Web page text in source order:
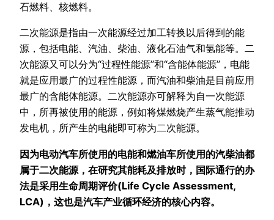
石燃料、核燃料。
二次能源是指由一次能源经过加工转换以后得到的能
源，包括电能、汽油、柴油、液化石油气和氢能等。二
次能源又可以分为“过程性能源”和“含能体能源”，电能
就是应用最广的过程性能源，而汽油和柴油是目前应用
最广的含能体能源。二次能源亦可解释为自一次能源
中，所再被使用的能源，例如将煤燃烧产生蒸气能推动
发电机，所产生的电能即可称为二次能源。
因为电动汽车所使用的电能和燃油车所使用的汽柴油都
属于二次能源，在研究其能耗及排放时，国际通行的办
法是采用生命周期评价(Life Cycle Assessment,
LCA)，这也是汽车产业循环经济的核心内容。